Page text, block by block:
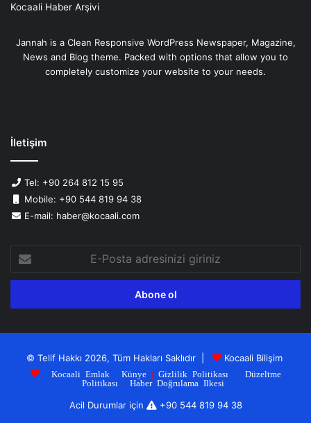
Kocaali Haber Arşivi
Jannah is a Clean Responsive WordPress Newspaper, Magazine,
News and Blog theme. Packed with options that allow you to
completely customize your website to your needs.
İletişim
Tel: +90 264 812 15 95
Mobile: +90 544 819 94 38
E-mail: haber@kocaali.com
Posta
adresinizi
© Telif Hakkı 2026, Tüm Hakları Saklıdır | Kocaali Bilişim
| Kocaali Emlak | Künye| Gizlilik Politikası | Düzeltme
Politikası | Haber Doğrulama Ilkesi
Acil Durumlar için +90 544 819 94 38